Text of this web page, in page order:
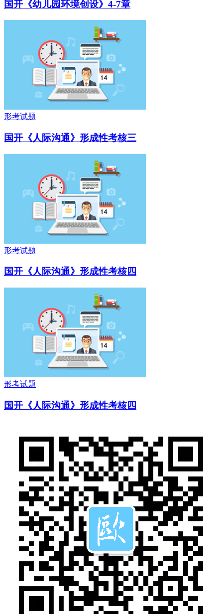
国开《幼儿园环境创设》4-7章
形考试题
国开《人际沟通》形成性考核三
形考试题
国开《人际沟通》形成性考核四
形考试题
国开《人际沟通》形成性考核四